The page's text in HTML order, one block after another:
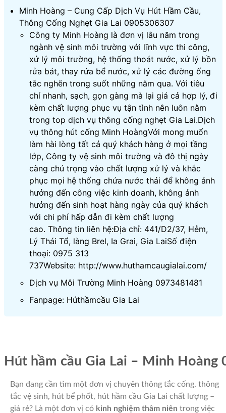
Minh Hoàng – Cung Cấp Dịch Vụ Hút Hầm Cầu,
Thông Cống Nghẹt Gia Lai 0905306307
Công ty Minh Hoàng là đơn vị lâu năm trong
ngành vệ sinh môi trường với lĩnh vực thi công,
xử lý môi trường, hệ thống thoát nước, xử lý bồn
rửa bát, thay rửa bể nước, xử lý các đường ống
tắc nghẽn trong suốt những năm qua. Với tiêu
chí nhanh, sạch, gọn gàng mà lại giá cả hợp lý, đi
kèm chất lượng phục vụ tận tình nên luôn nằm
trong top dịch vụ thông cống nghẹt Gia Lai.Dịch
vụ thông hút cống Minh HoàngVới mong muốn
làm hài lòng tất cả quý khách hàng ở mọi tầng
lớp, Công ty vệ sinh môi trường và đô thị ngày
càng chú trọng vào chất lượng xử lý và khắc
phục mọi hệ thống chứa nước thải để không ảnh
hưởng đến công việc kinh doanh, không ảnh
hưởng đến sinh hoạt hàng ngày của quý khách
với chi phí hấp dẫn đi kèm chất lượng
cao. Thông tin liên hệ:Địa chỉ: 441/D2/37, Hẻm,
Lý Thái Tổ, làng Brel, Ia Grai, Gia LaiSố điện
thoại: 0975 313
737Website: http://www.huthamcaugialai.com/
Dịch vụ Môi Trường Minh Hoàng 0973481481
Fanpage: Húthầmcầu Gia Lai
Hút hầm cầu Gia Lai – Minh Hoàng
Bạn đang cần tìm một đơn vị chuyên thông tắc cống, thông
tắc vệ sinh, hút bể phốt, hút hầm cầu Gia Lai chất lượng –
giá rẻ? Là một đơn vị có kinh nghiệm thâm niên trong việc